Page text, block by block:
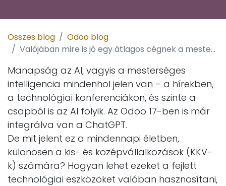
Összes blog
Odoo blog
Valójában mire is jó egy átlagos cégnek a mesterséges intelligencia?
Manapság az AI, vagyis a mesterséges
intelligencia mindenhol jelen van – a hírekben,
a technológiai konferenciákon, és szinte a
csapból is az AI folyik. Az Odoo 17-ben is már
integrálva van a ChatGPT.
De mit jelent ez a mindennapi életben,
különösen a kis- és középvállalkozások (KKV-
k) számára? Hogyan lehet ezeket a fejlett
technológiai eszközöket valóban hasznosítani,